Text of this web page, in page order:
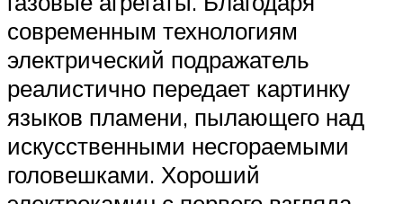
современным технологиям
электрический подражатель
реалистично передает картинку
языков пламени, пылающего над
искусственными несгораемыми
головешками. Хороший